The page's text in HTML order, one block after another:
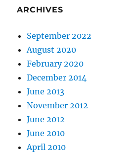
ARCHIVES
September 2022
August 2020
February 2020
December 2014
June 2013
November 2012
June 2012
June 2010
April 2010